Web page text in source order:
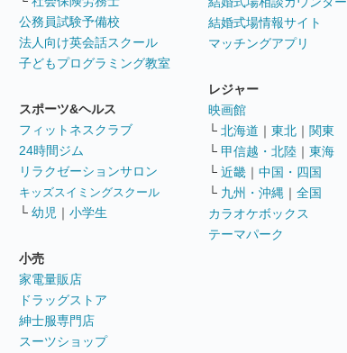
公務員試験予備校
法人向け英会話スクール
子どもプログラミング教室
スポーツ&ヘルス
フィットネスクラブ
24時間ジム
リラクゼーションサロン
キッズスイミングスクール
└ 幼児 ｜ 小学生
小売
家電量販店
ドラッグストア
紳士服専門店
スーツショップ
結婚式場情報サイト
マッチングアプリ
レジャー
映画館
└ 北海道 ｜ 東北 ｜ 関東
└ 甲信越・北陸 ｜ 東海
└ 近畿 ｜ 中国・四国
└ 九州・沖縄 ｜ 全国
カラオケボックス
テーマパーク